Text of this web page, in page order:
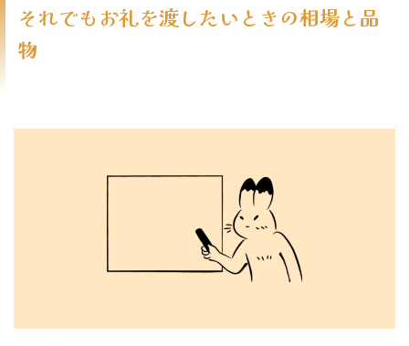
それでもお礼を渡したいときの相場と品
物